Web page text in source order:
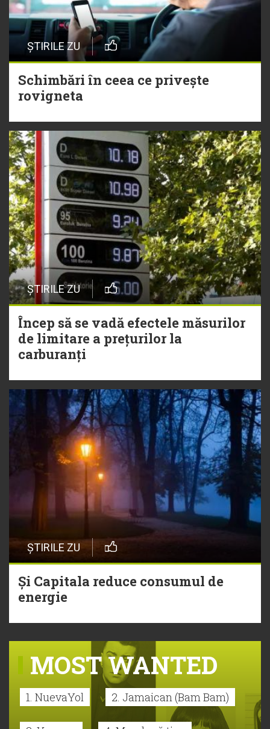
ȘTIRILE ZU
Schimbări în ceea ce privește
rovigneta
ȘTIRILE ZU
Încep să se vadă efectele măsurilor
de limitare a prețurilor la
carburanți
ȘTIRILE ZU
Și Capitala reduce consumul de
energie
MOST WANTED
1. NuevaYol 2. Jamaican (Bam Bam)